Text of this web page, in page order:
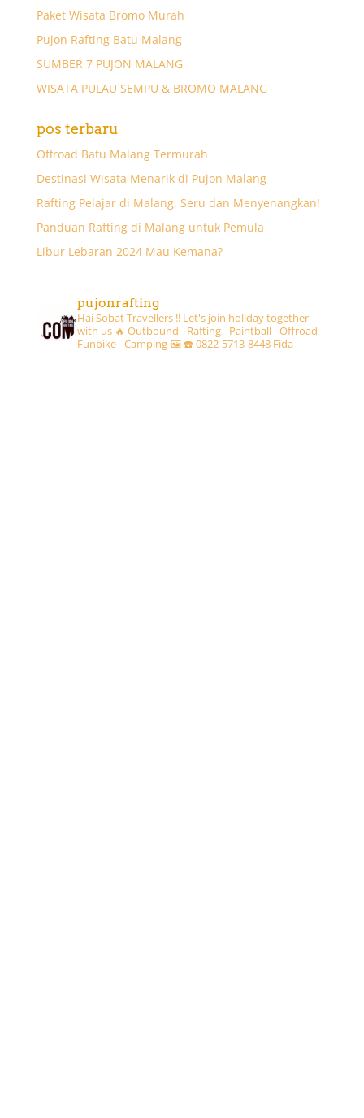
Paket Wisata Bromo Murah
Pujon Rafting Batu Malang
SUMBER 7 PUJON MALANG
WISATA PULAU SEMPU & BROMO MALANG
pos terbaru
Offroad Batu Malang Termurah
Destinasi Wisata Menarik di Pujon Malang
Rafting Pelajar di Malang, Seru dan Menyenangkan!
Panduan Rafting di Malang untuk Pemula
Libur Lebaran 2024 Mau Kemana?
pujonrafting
Hai Sobat Travellers !! Let's join holiday together
with us 🔥 Outbound - Rafting - Paintball - Offroad -
Funbike - Camping 🖼☎️ 0822-5713-8448 Fida